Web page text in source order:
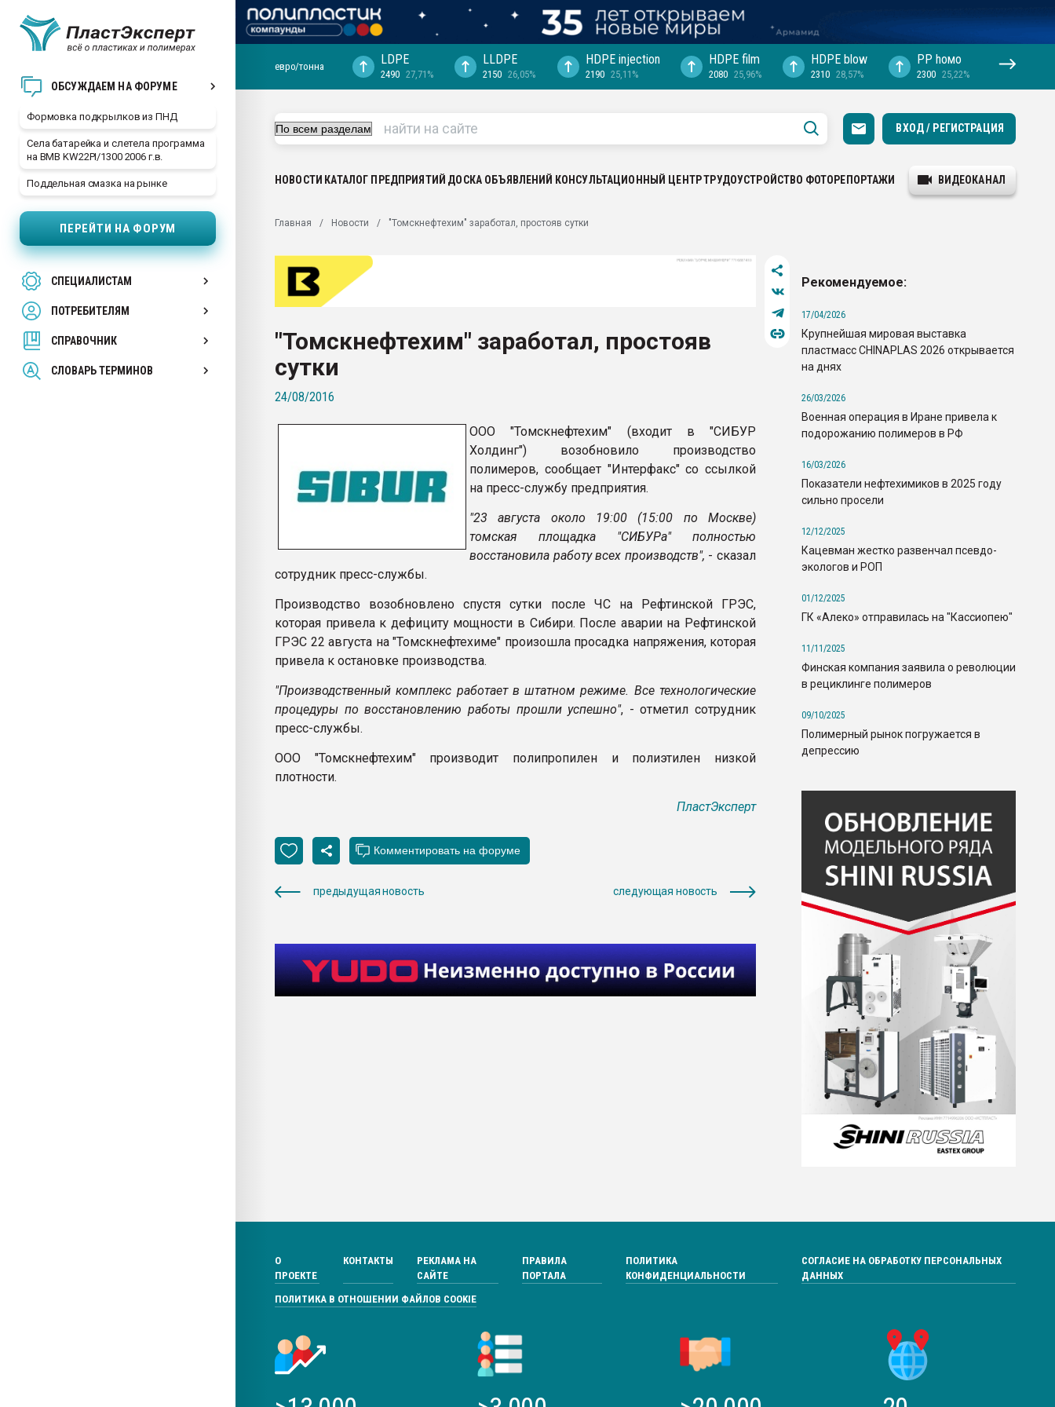
ОБСУЖДАЕМ НА ФОРУМЕ
Формовка подкрылков из ПНД
Села батарейка и слетела программа
на BMB KW22PI/1300 2006 г.в.
Поддельная смазка на рынке
ПЕРЕЙТИ НА ФОРУМ
СПЕЦИАЛИСТАМ
ПОТРЕБИТЕЛЯМ
СПРАВОЧНИК
СЛОВАРЬ ТЕРМИНОВ
29.07.2026 ФРП помог "Ижевскому
Вакуум-формовочные машины:
28.07.2026 Автоматизация выходит на
первый план в переработке
пластмасс
ситуацией на строительном рынке
Всё, что касается выдува ПЭТ
бутылок
ПЕРЕЙТИ НА ФОРУМ
евро/тонна LDPE
2490 27,71%
LLDPE
2150 26,05%
HDPE injection
2190 25,11%
HDPE film
2080 25,96%
HDPE blow
2310 28,57%
PP hомо
2300 25,22%
ВХОД / РЕГИСТРАЦИЯ
НОВОСТИ КАТАЛОГ ПРЕДПРИЯТИЙ ДОСКА ОБЪЯВЛЕНИЙ КОНСУЛЬТАЦИОННЫЙ ЦЕНТРТРУДОУСТРОЙСТВО ФОТОРЕПОРТАЖИ ВИДЕОКАНАЛ
Главная Новости "Томскнефтехим" заработал, простояв сутки
"Томскнефтехим" заработал, простояв
сутки
24/08/2016
ООО "Томскнефтехим" (входит в "СИБУР
Холдинг") возобновило производство
полимеров, сообщает "Интерфакс" со ссылкой
на пресс-службу предприятия.
"23 августа около 19:00 (15:00 по Москве)
томская площадка "СИБУРа" полностью
восстановила работу всех производств", - сказал
сотрудник пресс-службы.
Производство возобновлено спустя сутки после ЧС на Рефтинской ГРЭС,
которая привела к дефициту мощности в Сибири. После аварии на Рефтинской
ГРЭС 22 августа на "Томскнефтехиме" произошла просадка напряжения, которая
привела к остановке производства.
"Производственный комплекс работает в штатном режиме. Все технологические
процедуры по восстановлению работы прошли успешно", - отметил сотрудник
пресс-службы.
ООО "Томскнефтехим" производит полипропилен и полиэтилен низкой
плотности.
ПластЭксперт
предыдущая новость следующая новость
Рекомендуемое:
17/04/2026
Крупнейшая мировая выставка
пластмасс CHINAPLAS 2026 открывается
на днях
26/03/2026
Военная операция в Иране привела к
подорожанию полимеров в РФ
16/03/2026
Показатели нефтехимиков в 2025 году
сильно просели
12/12/2025
Кацевман жестко развенчал псевдо-
экологов и РОП
01/12/2025
ГК «Алеко» отправилась на "Кассиопею"
11/11/2025
Финская компания заявила о революции
в рециклинге полимеров
09/10/2025
Полимерный рынок погружается в
депрессию
О
ПРОЕКТЕ
КОНТАКТЫ
РЕКЛАМА НА
САЙТЕ
ПРАВИЛА
ПОРТАЛА
ПОЛИТИКА
КОНФИДЕНЦИАЛЬНОСТИ
СОГЛАСИЕ НА ОБРАБОТКУ ПЕРСОНАЛЬНЫХ
ДАННЫХ
ПОЛИТИКА В ОТНОШЕНИИ ФАЙЛОВ COOKIE